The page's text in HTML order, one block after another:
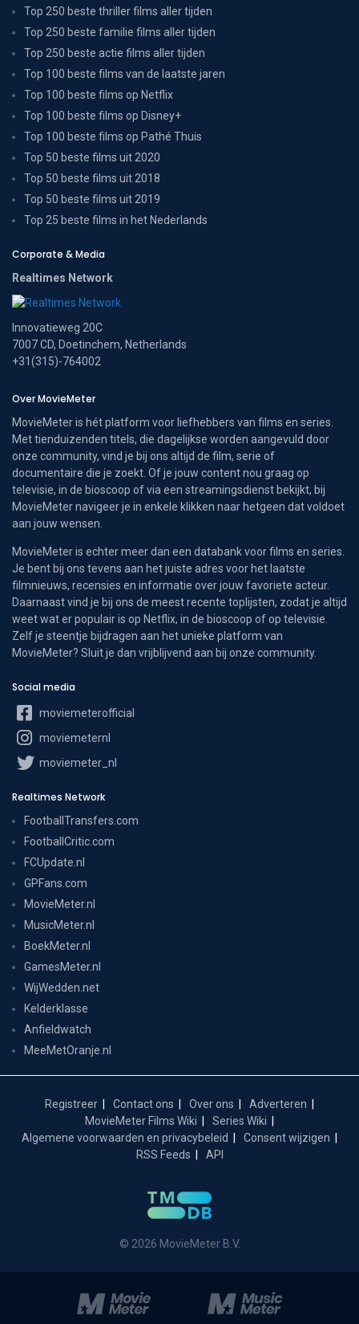
Top 250 beste thriller films aller tijden
Top 250 beste familie films aller tijden
Top 250 beste actie films aller tijden
Top 100 beste films van de laatste jaren
Top 100 beste films op Netflix
Top 100 beste films op Disney+
Top 100 beste films op Pathé Thuis
Top 50 beste films uit 2020
Top 50 beste films uit 2018
Top 50 beste films uit 2019
Top 25 beste films in het Nederlands
Corporate & Media
Realtimes Network
Innovatieweg 20C
7007 CD, Doetinchem, Netherlands
+31(315)-764002
Over MovieMeter
MovieMeter is hét platform voor liefhebbers van films en series.
Met tienduizenden titels, die dagelijkse worden aangevuld door
onze community, vind je bij ons altijd de film, serie of
documentaire die je zoekt. Of je jouw content nou graag op
televisie, in de bioscoop of via een streamingsdienst bekijkt, bij
MovieMeter navigeer je in enkele klikken naar hetgeen dat voldoet
aan jouw wensen.
MovieMeter is echter meer dan een databank voor films en series.
Je bent bij ons tevens aan het juiste adres voor het laatste
filmnieuws, recensies en informatie over jouw favoriete acteur.
Daarnaast vind je bij ons de meest recente toplijsten, zodat je altijd
weet wat er populair is op Netflix, in de bioscoop of op televisie.
Zelf je steentje bijdragen aan het unieke platform van
MovieMeter? Sluit je dan vrijblijvend aan bij onze community.
Social media
moviemeterofficial
moviemeternl
moviemeter_nl
Realtimes Network
FootballTransfers.com
FootballCritic.com
FCUpdate.nl
GPFans.com
MovieMeter.nl
MusicMeter.nl
BoekMeter.nl
GamesMeter.nl
WijWedden.net
Kelderklasse
Anfieldwatch
MeeMetOranje.nl
Registreer Contact ons Over ons
Adverteren
MovieMeter Films Wiki
Series Wiki
Algemene voorwaarden en privacybeleid
Consent wijzigen
RSS Feeds
API
© 2026 MovieMeter B.V.